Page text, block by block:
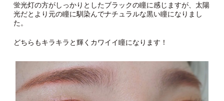
蛍光灯の方がしっかりとしたブラックの瞳に感じますが、太陽
光だとより元の瞳に馴染んでナチュラルな黒い瞳になりまし
た。
どちらもキラキラと輝くカワイイ瞳になります！